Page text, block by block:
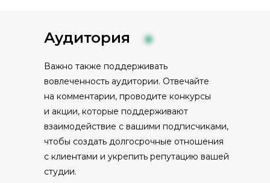
Аудитория
Важно также поддерживать
вовлеченность аудитории. Отвечайте
на комментарии, проводите конкурсы
и акции, которые поддерживают
взаимодействие с вашими подписчиками,
чтобы создать долгосрочные отношения
с клиентами и укрепить репутацию вашей
студии.